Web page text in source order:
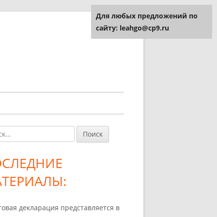
декларация представляется в
Для любых предложений по
сайту: leahgo@cp9.ru